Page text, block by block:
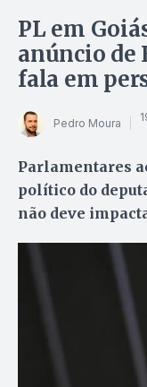
PL em
anúncio de
fala em
Pedro Moura
Parlamentares
político do
não deve